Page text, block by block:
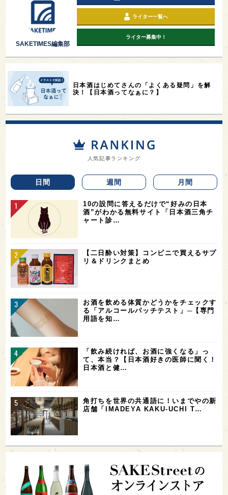
SAKETIMES編集部
ライター一覧へ
ライター募集中！
日本酒はじめてさんの「よくある疑問」を解
決！【日本酒ってなぁに？】
人気記事ランキング
日間 週間 月間
10の設問に答えるだけで“好みの日本
酒”がわかる無料サイト「日本酒三角チ
ャート診…
【二日酔い対策】コンビニで買えるサプ
リ＆ドリンクまとめ
お酒を飲める体質かどうかをチェックす
る「アルコールパッチテスト」─【専門
用語を知…
「飲み続ければ、お酒に強くなる」っ
て、本当？【日本酒好きの医師に聞く！
日本酒と健…
角打ちを世界の共通語に！いまでやの新
店舗「IMADEYA KAKU-UCHI T…